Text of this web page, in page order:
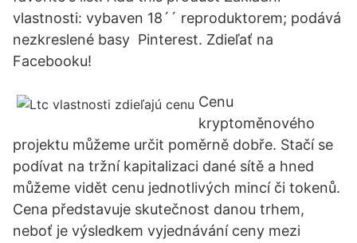
vlastnosti: vybaven 18´´ reproduktorem; podává
nezkreslené basy Pinterest. Zdieľať na
Facebooku!
Cenu
kryptoměnového
projektu můžeme určit poměrně dobře. Stačí se
podívat na tržní kapitalizaci dané sítě a hned
můžeme vidět cenu jednotlivých mincí či tokenů.
Cena představuje skutečnost danou trhem,
neboť je výsledkem vyjednávání ceny mezi